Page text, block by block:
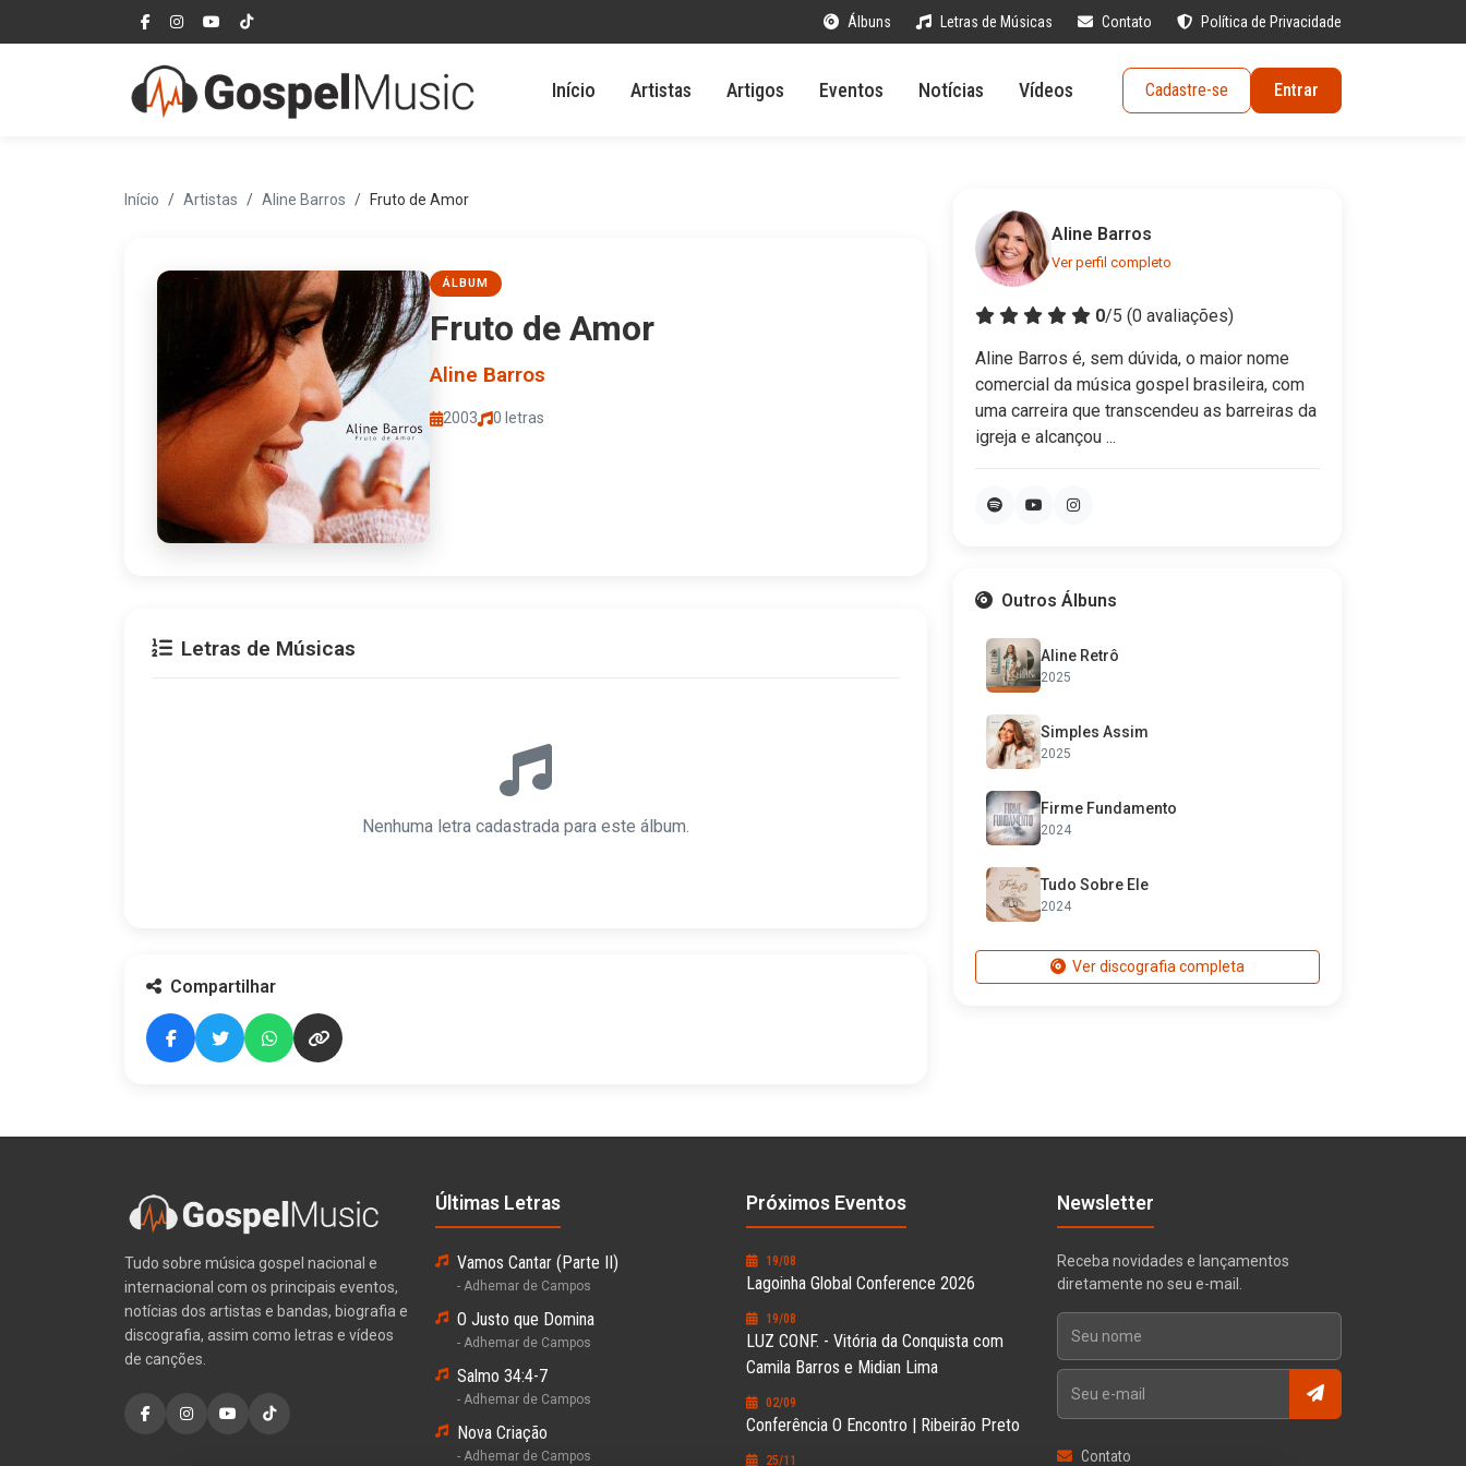
Álbuns Letras de Músicas Contato Política de Privacidade
Início Artistas Artigos Eventos Notícias Vídeos Cadastre-se Entrar
Início Artistas Aline Barros Fruto de Amor
ÁLBUM
Fruto de Amor
Aline Barros
2003 0 letras
Letras de Músicas
Nenhuma letra cadastrada para este álbum.
Compartilhar
Aline Barros
Ver perfil completo
0/5 (0 avaliações)
Aline Barros é, sem dúvida, o maior nome
comercial da música gospel brasileira, com
uma carreira que transcendeu as barreiras da
igreja e alcançou ...
Outros Álbuns
Aline Retrô
2025
Simples Assim
2025
Firme Fundamento
2024
Tudo Sobre Ele
2024
Ver discografia completa
Tudo sobre música gospel nacional e
internacional com os principais eventos,
notícias dos artistas e bandas, biografia e
discografia, assim como letras e vídeos
de canções.
Últimas Letras
Vamos Cantar (Parte II)
- Adhemar de Campos
O Justo que Domina
- Adhemar de Campos
Salmo 34:4-7
- Adhemar de Campos
Nova Criação
- Adhemar de Campos
Próximos Eventos
19/08
Lagoinha Global Conference 2026
19/08
LUZ CONF. - Vitória da Conquista com
Camila Barros e Midian Lima
02/09
Conferência O Encontro | Ribeirão Preto
25/11
Newsletter
Receba novidades e lançamentos
diretamente no seu e-mail.
Contato